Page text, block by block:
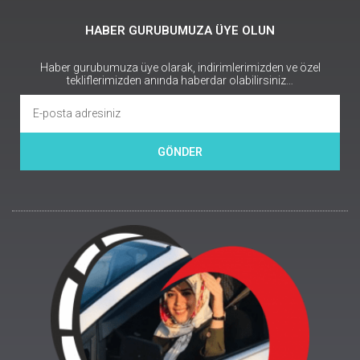
HABER GURUBUMUZA ÜYE OLUN
Haber gurubumuza üye olarak, indirimlerimizden ve özel
tekliflerimizden anında haberdar olabilirsiniz…
GÖNDER